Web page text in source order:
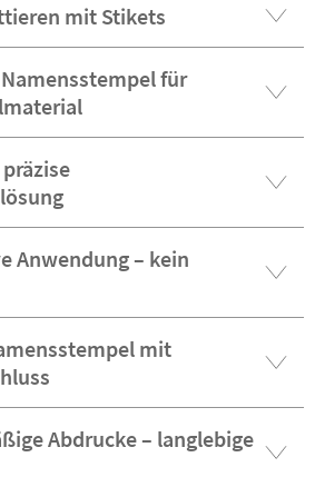
mit Stikets
für
Anwendung – kein
mit
Abdrucke – langlebige